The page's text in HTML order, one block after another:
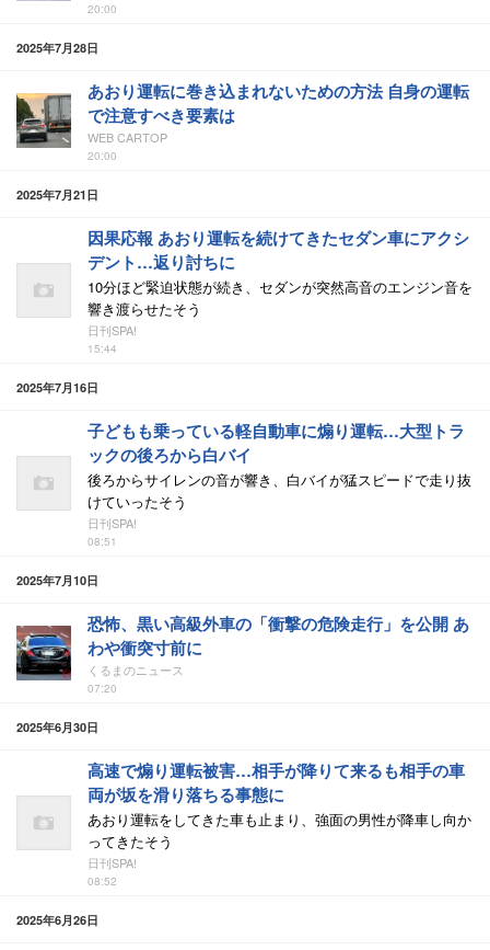
20:00
2025年7月28日
あおり運転に巻き込まれないための方法 自身の運転
で注意すべき要素は
WEB CARTOP
20:00
2025年7月21日
因果応報 あおり運転を続けてきたセダン車にアクシ
デント…返り討ちに
10分ほど緊迫状態が続き、セダンが突然高音のエンジン音を
響き渡らせたそう
日刊SPA!
15:44
2025年7月16日
子どもも乗っている軽自動車に煽り運転…大型トラ
ックの後ろから白バイ
後ろからサイレンの音が響き、白バイが猛スピードで走り抜
けていったそう
日刊SPA!
08:51
2025年7月10日
恐怖、黒い高級外車の「衝撃の危険走行」を公開 あ
わや衝突寸前に
くるまのニュース
07:20
2025年6月30日
高速で煽り運転被害…相手が降りて来るも相手の車
両が坂を滑り落ちる事態に
あおり運転をしてきた車も止まり、強面の男性が降車し向か
ってきたそう
日刊SPA!
08:52
2025年6月26日